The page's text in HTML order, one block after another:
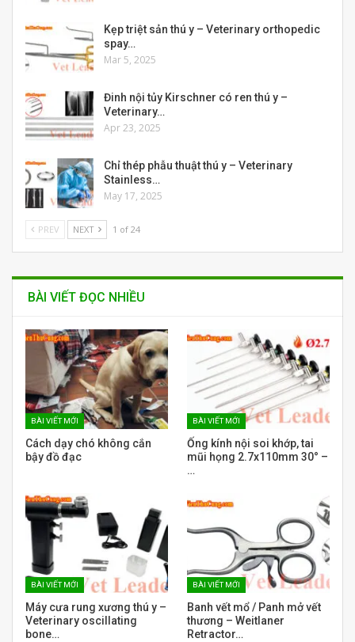
Kẹp triệt sản thú y – Veterinary orthopedic
spay…
Mar 5, 2025
Đinh nội tủy Kirschner có ren thú y –
Veterinary…
Apr 23, 2025
Chỉ thép phẫu thuật thú y – Veterinary
Stainless…
May 17, 2025
PREV NEXT 1 of 24
BÀI VIẾT ĐỌC NHIỀU
BÀI VIẾT MỚI
Cách dạy chó không cắn
bậy đồ đạc
BÀI VIẾT MỚI
Ống kính nội soi khớp, tai
mũi họng 2.7x110mm 30° –
…
BÀI VIẾT MỚI
Máy cưa rung xương thú y –
Veterinary oscillating
bone…
BÀI VIẾT MỚI
Banh vết mổ / Panh mở vết
thương – Weitlaner
Retractor…